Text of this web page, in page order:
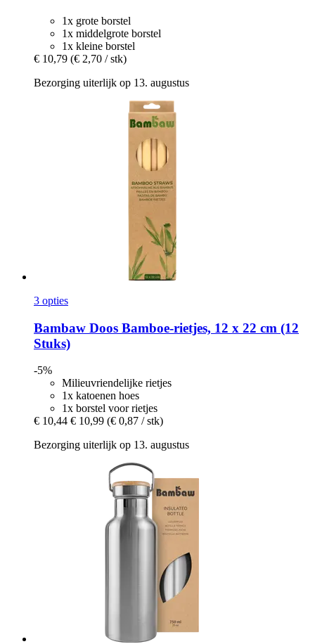
1x grote borstel
1x middelgrote borstel
1x kleine borstel
€ 10,79 (€ 2,70 / stk)
Bezorging uiterlijk op 13. augustus
3 opties
Bambaw Doos Bamboe-​rietjes, 12 x 22 cm (12
Stuks)
-5%
Milieuvriendelijke rietjes
1x katoenen hoes
1x borstel voor rietjes
€ 10,44 € 10,99 (€ 0,87 / stk)
Bezorging uiterlijk op 13. augustus